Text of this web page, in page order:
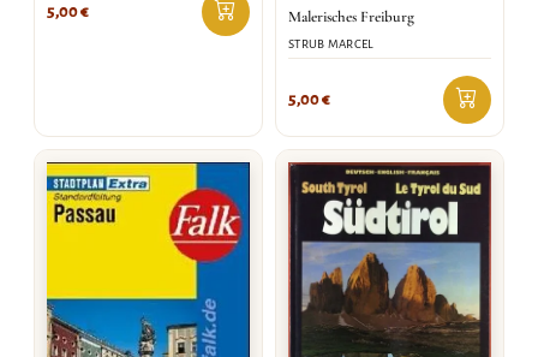
5,00€ Malerisches Freiburg
STRUB MARCEL
5,00€